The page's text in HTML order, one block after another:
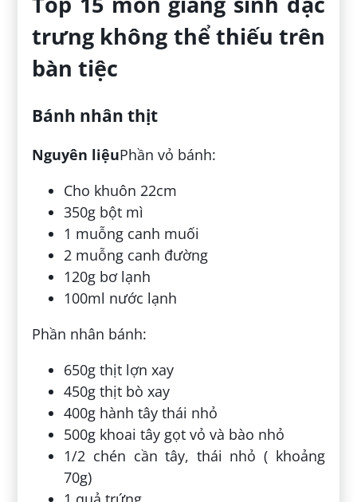
trưng không thể thiếu trên
bàn tiệc
Bánh nhân thịt
Nguyên liệuPhần vỏ bánh:
Cho khuôn 22cm
350g bột mì
1 muỗng canh muối
2 muỗng canh đường
120g bơ lạnh
100ml nước lạnh
Phần nhân bánh:
650g thịt lợn xay
450g thịt bò xay
400g hành tây thái nhỏ
500g khoai tây gọt vỏ và bào nhỏ
1/2 chén cần tây, thái nhỏ ( khoảng
70g)